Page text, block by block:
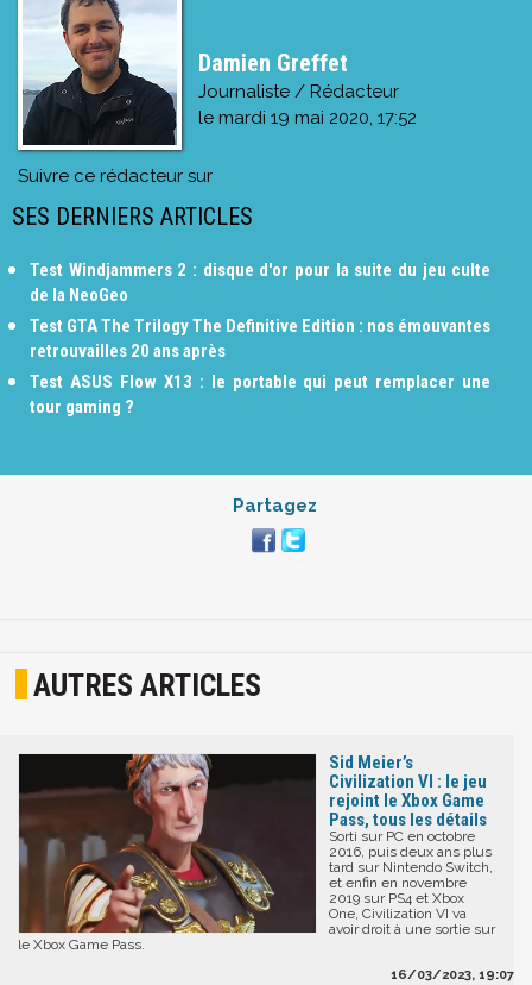
Damien Greffet
Journaliste / Rédacteur
le mardi 19 mai 2020, 17:52
Suivre ce rédacteur sur
SES DERNIERS ARTICLES
Test Windjammers 2 : disque d'or pour la suite du jeu culte
de la NeoGeo
Test GTA The Trilogy The Definitive Edition : nos émouvantes
retrouvailles 20 ans après
Test ASUS Flow X13 : le portable qui peut remplacer une
tour gaming ?
Partagez
AUTRES ARTICLES
Sid Meier’s
Civilization VI : le jeu
rejoint le Xbox Game
Pass, tous les détails
Sorti sur PC en octobre
2016, puis deux ans plus
tard sur Nintendo Switch,
et enfin en novembre
2019 sur PS4 et Xbox
One, Civilization VI va
avoir droit à une sortie sur
le Xbox Game Pass.
16/03/2023, 19:07